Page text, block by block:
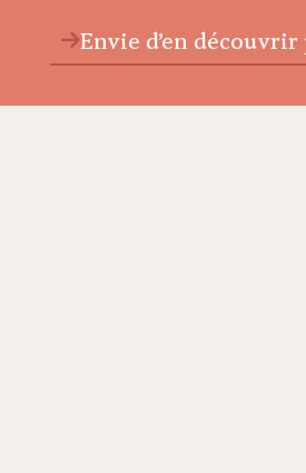
Envie d’en découvrir